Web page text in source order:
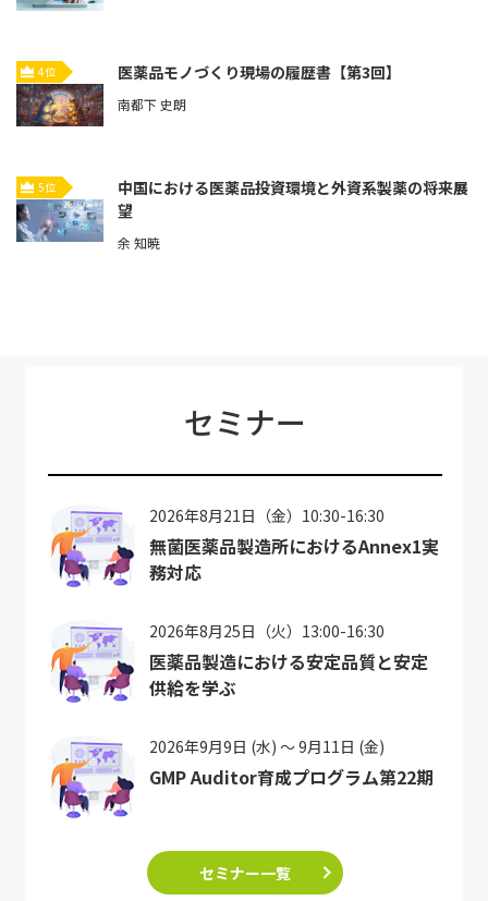
4位 医薬品モノづくり現場の履歴書【第3回】
南都下 史朗
5位
中国における医薬品投資環境と外資系製薬の将来展
望
余 知暁
セミナー
2026年8月21日（金）10:30-16:30
無菌医薬品製造所におけるAnnex1実
務対応
2026年8月25日（火）13:00-16:30
医薬品製造における安定品質と安定
供給を学ぶ
2026年9月9日 (水) ～ 9月11日 (金)
GMP Auditor育成プログラム第22期
セミナー一覧